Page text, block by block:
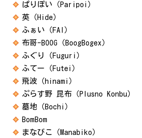
ぱりぽい（Paripoi）
英（Hide）
ふぁい（FAI）
布哥-BOOG（BoogBogex）
ふぐり（Fuguri）
ふてー（Futei）
飛波（hinami）
ぷらす野 昆布（Plusno Konbu）
墓地（Bochi）
BomBom
まなびこ（Manabiko）